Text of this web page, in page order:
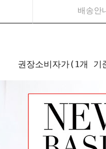
배송안
권장소비자가(1개